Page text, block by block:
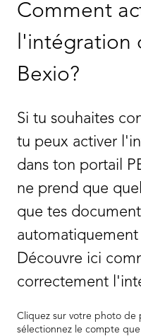
Comment
l'intégration
Bexio?
Si tu souhaites
tu peux activer
dans ton portail
ne prend que
que tes
automatiquement
Découvre ici
correctement
Cliquez sur votre photo de
sélectionnez le compte